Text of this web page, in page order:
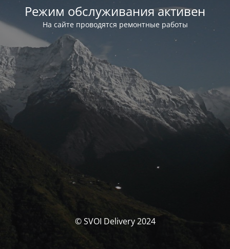
Режим обслуживания активен
На сайте проводятся ремонтные работы
© SVOI Delivery 2024